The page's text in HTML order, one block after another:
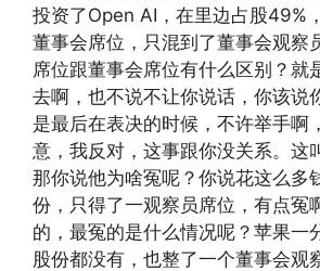
投资了Open AI，在里边占股49%
董事会席位，只混到了董事会观察
席位跟董事会席位有什么区别？就
去啊，也不说不让你说话，你该说
是最后在表决的时候，不许举手啊
意，我反对，这事跟你没关系。这
那你说他为啥冤呢？你说花这么多
份，只得了一观察员席位，有点冤
的，最冤的是什么情况呢？苹果一
股份都没有，也整了一个董事会观